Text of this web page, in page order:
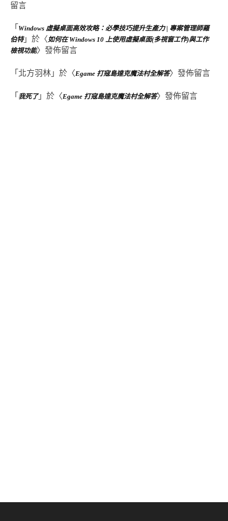
留言
「 Windows 虛擬桌面高效攻略：必學技巧提升生產力 | 專案管理師羅
伯特」於〈 如何在 Windows 10 上使用虛擬桌面(多視窗工作)與工作
檢視功能〉發佈留言
「 北方羽林 」於〈Egame 打寇島達克魔法村全解答〉發佈留言
「 我死了」於〈Egame 打寇島達克魔法村全解答〉發佈留言